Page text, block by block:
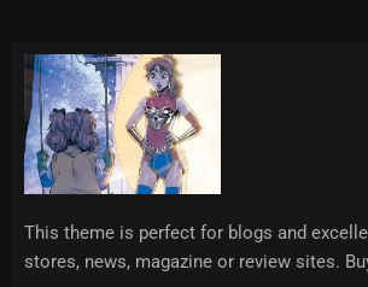
This theme is perfect for blogs and
stores, news, magazine or review sites.